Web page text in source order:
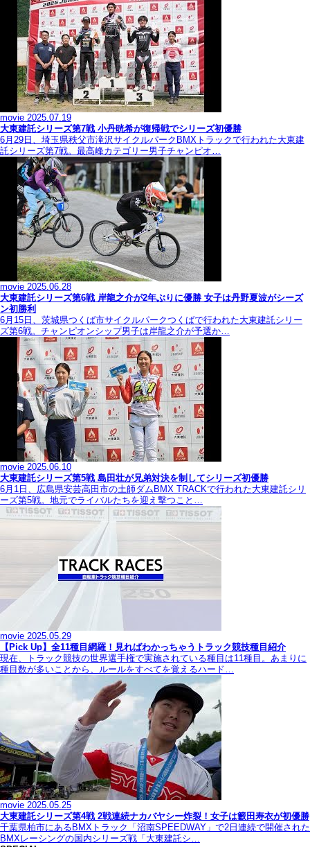
movie 2025.07.19
大東建託シリーズ第7戦 ⼩丹晄希が復帰戦でシリーズ初優勝
6月29日、埼玉県秩父市滝沢サイクルパークBMXトラックで行われた大東建
託シリーズ第7戦。最高峰カテゴリー男子チャンピオ…
movie 2025.06.28
大東建託シリーズ第6戦 岸龍之介が2年ぶりに優勝 女子は丹野夏波がシーズ
ン初勝利
6月15日、茨城県つくば市サイクルパークつくばで行われた大東建託シリー
ズ第6戦。チャンピオンシップ男子は岸龍之介が予選か…
movie 2025.06.10
大東建託シリーズ第5戦 島田壮が兄弟対決を制してシリーズ初優勝
6月1日、広島県安芸高田市の土師ダムBMX TRACKで行われた大東建託シリ
ーズ第5戦。地元でライバルたちを迎え撃つこと…
movie 2025.05.29
【Pick Up】全11種目網羅！見ればわかっちゃうトラック競技種目紹介
現在、トラック競技の世界選手権で実施されている種目は11種目。あまりに
種目数が多いことから、ルールをすべてを覚えるハード…
movie 2025.05.25
大東建託シリーズ第4戦 2戦連続ナカバヤシー炸裂！女子は籔田寿衣が初優勝
千葉県柏市にあるBMXトラック「沼南SPEEDWAY」で2日連続で開催された
BMXレーシングの国内シリーズ戦「大東建託シ…